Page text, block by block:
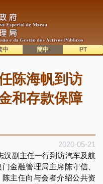
陈海帆到访
和存款保障
2020-05-21
副主任一行到访汽车及航
金融管理局主席陈守信、
主任向与会者介绍公共资